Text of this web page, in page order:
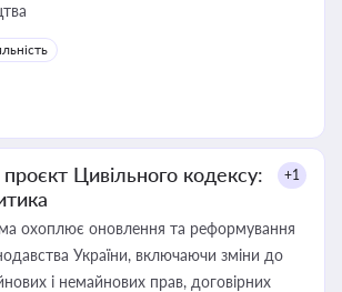
Цивільного кодексу:
+1
охоплює оновлення та реформування
України, включаючи зміни до
і немайнових прав, договірних